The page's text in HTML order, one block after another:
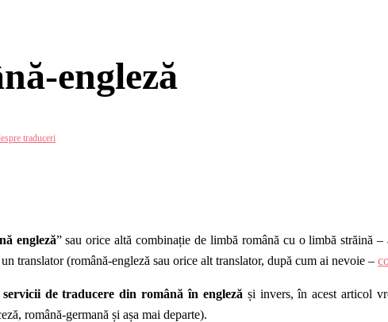
engleză
traduceri
engleză”sau orice altă combinație de limbă română cu o limbă străină
translator (română-engleză sau orice alt translator, după cum ai nevoie –
servicii de traducere din română în engleză și invers, în acest articol
română-germană și așa mai departe).